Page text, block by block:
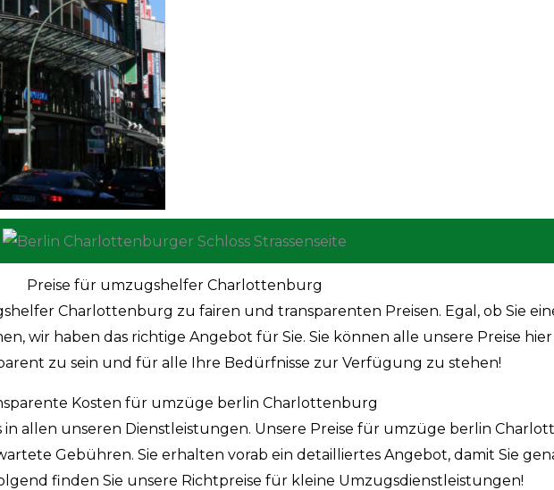
Preise für umzugshelfer Charlottenburg
Charlottenburg zu fairen und transparenten Preisen. Egal, ob Sie
wir haben das richtige Angebot für Sie. Sie können alle unsere Preise
zu sein und für alle Ihre Bedürfnisse zur Verfügung zu stehen!
Kosten für umzüge berlin Charlottenburg
allen unseren Dienstleistungen. Unsere Preise für umzüge berlin
Gebühren. Sie erhalten vorab ein detailliertes Angebot, damit Sie
finden Sie unsere Richtpreise für kleine Umzugsdienstleistungen!